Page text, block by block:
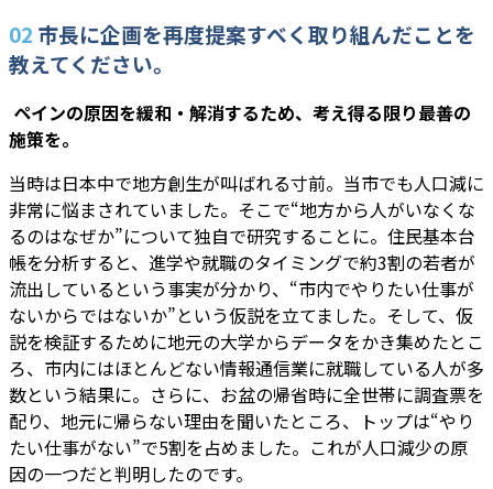
02 市長に企画を再度提案すべく取り組んだことを
教えてください。
―― ペインの原因を緩和・解消するため、考え得る限り最善の
施策を。
当時は日本中で地方創生が叫ばれる寸前。当市でも人口減に
非常に悩まされていました。そこで“地方から人がいなくな
るのはなぜか”について独自で研究することに。住民基本台
帳を分析すると、進学や就職のタイミングで約3割の若者が
流出しているという事実が分かり、“市内でやりたい仕事が
ないからではないか”という仮説を立てました。そして、仮
説を検証するために地元の大学からデータをかき集めたとこ
ろ、市内にはほとんどない情報通信業に就職している人が多
数という結果に。さらに、お盆の帰省時に全世帯に調査票を
配り、地元に帰らない理由を聞いたところ、トップは“やり
たい仕事がない”で5割を占めました。これが人口減少の原
因の一つだと判明したのです。